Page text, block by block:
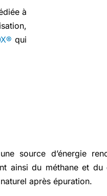
à
qui
source d’énergie
ainsi du méthane et
après épuration.